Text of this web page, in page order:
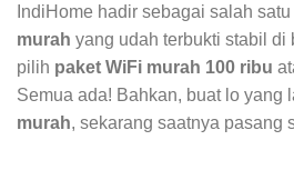
IndiHome hadir sebagai salah satu
murah yang udah terbukti stabil di
pilih paket WiFi murah 100 ribu
Semua ada! Bahkan, buat lo yang
murah, sekarang saatnya pasang